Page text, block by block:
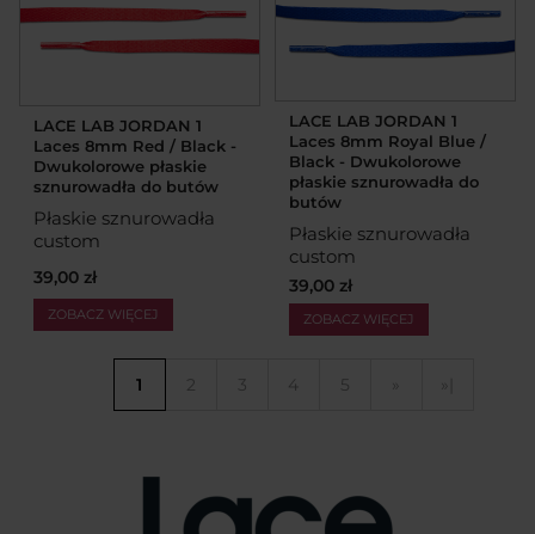
LACE LAB JORDAN 1
Laces 8mm Red / Black -
Dwukolorowe płaskie
sznurowadła do butów
Płaskie sznurowadła
custom
39,00 zł
ZOBACZ WIĘCEJ
LACE LAB JORDAN 1
Laces 8mm Royal Blue /
Black - Dwukolorowe
płaskie sznurowadła do
butów
Płaskie sznurowadła
custom
39,00 zł
ZOBACZ WIĘCEJ
1 2 3 4 5